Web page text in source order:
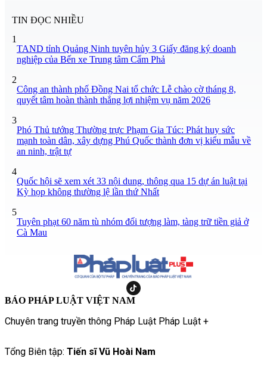
TIN ĐỌC NHIỀU
1
TAND tỉnh Quảng Ninh tuyên hủy 3 Giấy đăng ký doanh
nghiệp của Bến xe Trung tâm Cẩm Phả
2
Công an thành phố Đồng Nai tổ chức Lễ chào cờ tháng 8,
quyết tâm hoàn thành thắng lợi nhiệm vụ năm 2026
3
Phó Thủ tướng Thường trực Phạm Gia Túc: Phát huy sức
mạnh toàn dân, xây dựng Phú Quốc thành đơn vị kiểu mẫu về
an ninh, trật tự
4
Quốc hội sẽ xem xét 33 nội dung, thông qua 15 dự án luật tại
Kỳ họp không thường lệ lần thứ Nhất
5
Tuyên phạt 60 năm tù nhóm đối tượng làm, tàng trữ tiền giả ở
Cà Mau
BÁO PHÁP LUẬT VIỆT NAM
Chuyên trang truyền thông Pháp Luật Pháp Luật +
Tổng Biên tập: Tiến sĩ Vũ Hoài Nam